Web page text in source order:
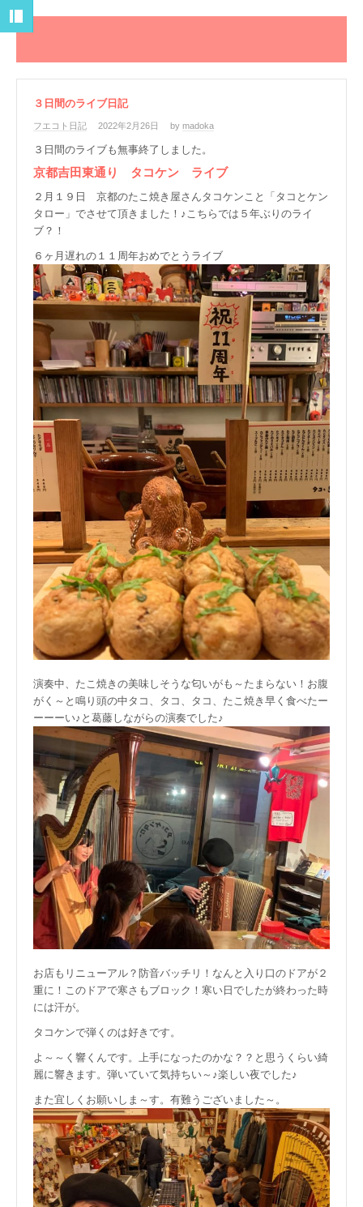
３日間のライブ日記
フエコト日記 2022年2月26日 by madoka
３日間のライブも無事終了しました。
京都吉田東通り タコケン ライブ
２月１９日 京都のたこ焼き屋さんタコケンこと「タコとケン
タロー」でさせて頂きました！♪こちらでは５年ぶりのライ
ブ？！
６ヶ月遅れの１１周年おめでとうライブ
演奏中、たこ焼きの美味しそうな匂いがも～たまらない！お腹
がく～と鳴り頭の中タコ、タコ、タコ、たこ焼き早く食べたー
ーーーい♪と葛藤しながらの演奏でした♪
お店もリニューアル？防音バッチリ！なんと入り口のドアが２
重に！このドアで寒さもブロック！寒い日でしたが終わった時
には汗が。
タコケンで弾くのは好きです。
よ～～く響くんです。上手になったのかな？？と思うくらい綺
麗に響きます。弾いていて気持ちい～♪楽しい夜でした♪
また宜しくお願いしま～す。有難うございました～。